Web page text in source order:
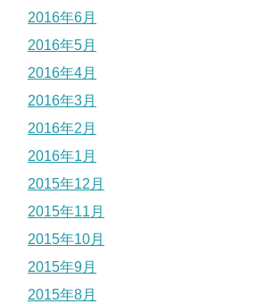
2016年6月
2016年5月
2016年4月
2016年3月
2016年2月
2016年1月
2015年12月
2015年11月
2015年10月
2015年9月
2015年8月